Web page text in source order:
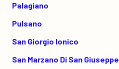
Palagiano
Pulsano
San Giorgio Ionico
San Marzano Di San Giuseppe